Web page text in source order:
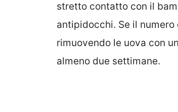
stretto contatto con il
antipidocchi. Se il
rimuovendo le uova con
almeno due settimane.